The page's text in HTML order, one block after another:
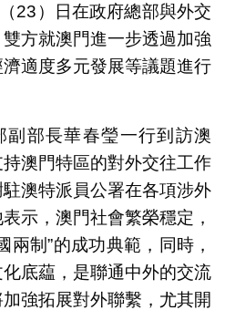
23）日在政府總部與外交
方就澳門進一步透過加強
適度多元發展等議題進行
副部長華春瑩一行到訪澳
澳門特區的對外交往工作
澳特派員公署在各項涉外
示，澳門社會繁榮穩定，
兩制”的成功典範，同時，
底藴，是聯通中外的交流
強拓展對外聯繫，尤其開